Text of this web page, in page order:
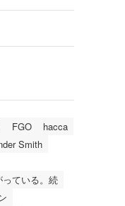
FGO
hacca
Smith
ている。続